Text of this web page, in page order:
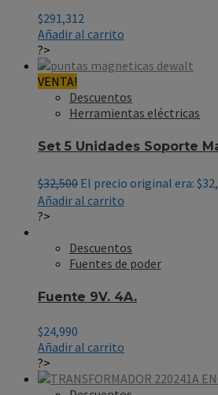
$291,312
Añadir al carrito
?>
VENTA!
Descuentos
Herramientas eléctricas
Set 5 Unidades Soporte
$32,500 El precio original era:
Añadir al carrito
?>
Descuentos
Fuentes de poder
Fuente 9V. 4A.
$24,990
Añadir al carrito
?>